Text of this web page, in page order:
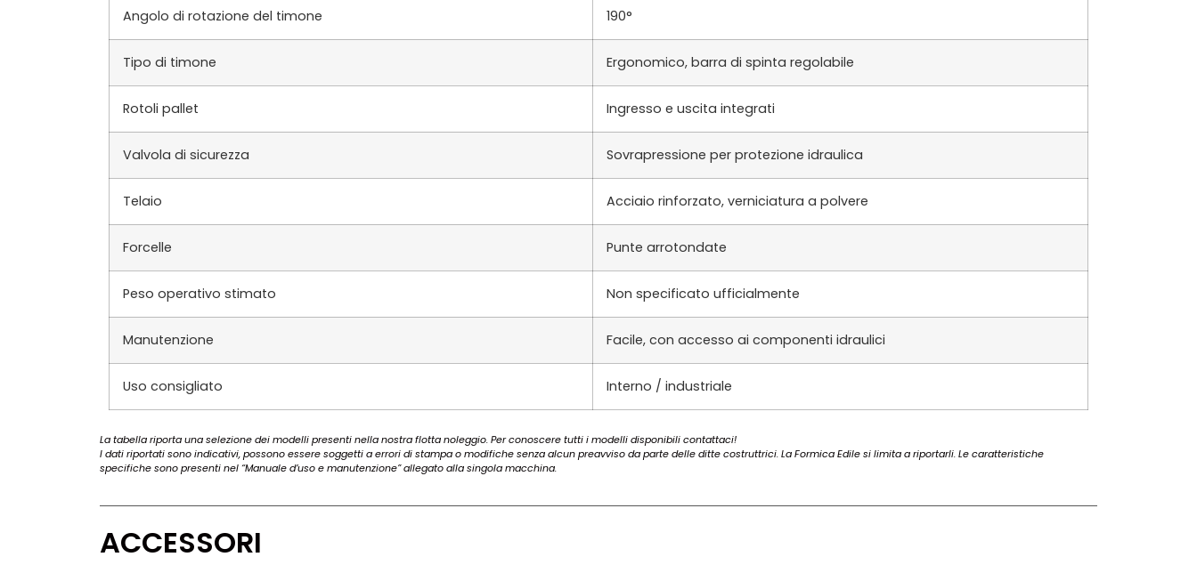
Angolo di rotazione del timone 190°
Tipo di timone Ergonomico, barra di spinta regolabile
Rotoli pallet Ingresso e uscita integrati
Valvola di sicurezza Sovrapressione per protezione idraulica
Telaio Acciaio rinforzato, verniciatura a polvere
Forcelle Punte arrotondate
Peso operativo stimato Non specificato ufficialmente
Manutenzione Facile, con accesso ai componenti idraulici
Uso consigliato Interno / industriale
La tabella riporta una selezione dei modelli presenti nella nostra flotta noleggio. Per conoscere tutti i modelli disponibili contattaci!
I dati riportati sono indicativi, possono essere soggetti a errori di stampa o modifiche senza alcun preavviso da parte delle ditte costruttrici. La Formica Edile si limita a riportarli. Le caratteristiche
specifiche sono presenti nel “Manuale d’uso e manutenzione” allegato alla singola macchina.
ACCESSORI